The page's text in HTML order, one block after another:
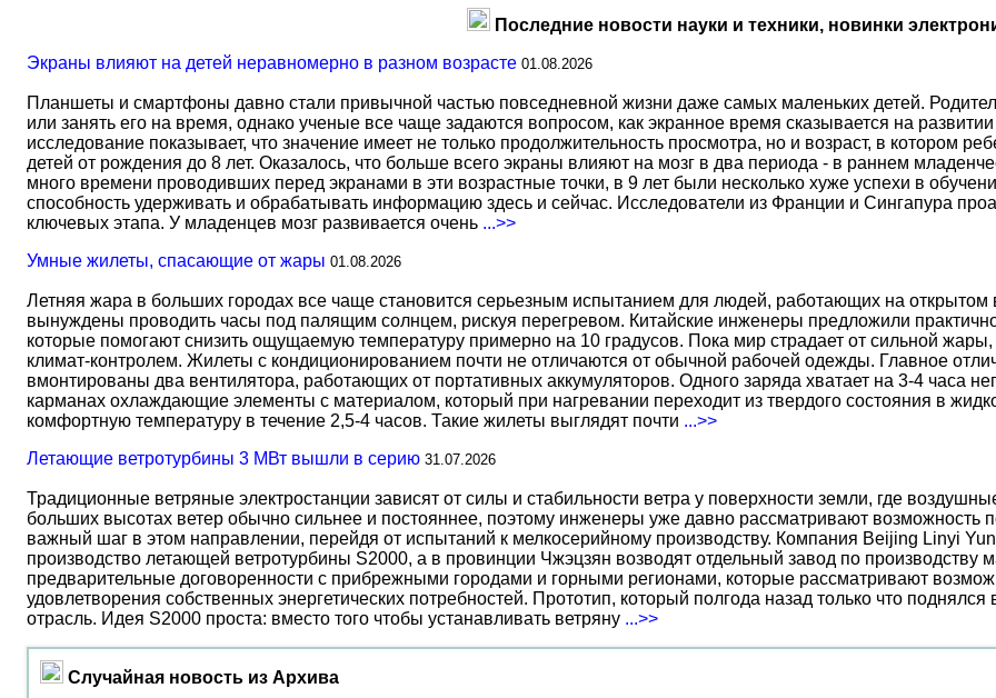
Последние новости науки и техники, новинки
Экраны влияют на детей неравномерно в разном возрасте 01.08.2026
Планшеты и смартфоны давно стали привычной частью повседневной жизни даже самых маленьких детей.
или занять его на время, однако ученые все чаще задаются вопросом, как экранное время сказывается на
исследование показывает, что значение имеет не только продолжительность просмотра, но и возраст, в котором
детей от рождения до 8 лет. Оказалось, что больше всего экраны влияют на мозг в два периода - в раннем
много времени проводивших перед экранами в эти возрастные точки, в 9 лет были несколько хуже успехи в
способность удерживать и обрабатывать информацию здесь и сейчас. Исследователи из Франции и Сингапура
ключевых этапа. У младенцев мозг развивается очень ...>>
Умные жилеты, спасающие от жары 01.08.2026
Летняя жара в больших городах все чаще становится серьезным испытанием для людей, работающих на открытом
вынуждены проводить часы под палящим солнцем, рискуя перегревом. Китайские инженеры предложили
которые помогают снизить ощущаемую температуру примерно на 10 градусов. Пока мир страдает от сильной
климат-контролем. Жилеты с кондиционированием почти не отличаются от обычной рабочей одежды. Главное
вмонтированы два вентилятора, работающих от портативных аккумуляторов. Одного заряда хватает на 3-4 часа
карманах охлаждающие элементы с материалом, который при нагревании переходит из твердого состояния в
комфортную температуру в течение 2,5-4 часов. Такие жилеты выглядят почти ...>>
Летающие ветротурбины 3 МВт вышли в серию 31.07.2026
Традиционные ветряные электростанции зависят от силы и стабильности ветра у поверхности земли, где
больших высотах ветер обычно сильнее и постояннее, поэтому инженеры уже давно рассматривают возможность
важный шаг в этом направлении, перейдя от испытаний к мелкосерийному производству. Компания Beijing Linyi
производство летающей ветротурбины S2000, а в провинции Чжэцзян возводят отдельный завод по производству
предварительные договоренности с прибрежными городами и горными регионами, которые рассматривают
удовлетворения собственных энергетических потребностей. Прототип, который полгода назад только что
отрасль. Идея S2000 проста: вместо того чтобы устанавливать ветряну ...>>
Случайная новость из Архива